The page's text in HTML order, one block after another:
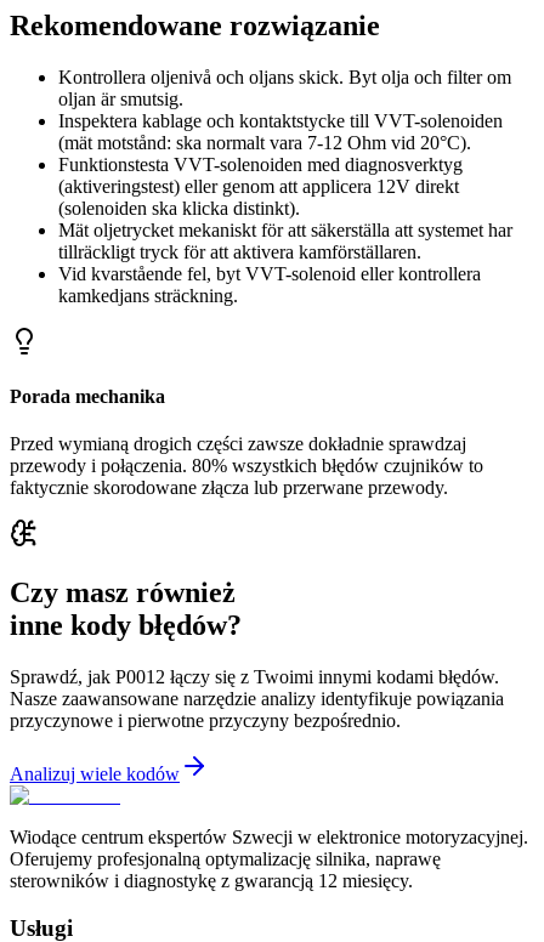
Rekomendowane rozwiązanie
Kontrollera oljenivå och oljans skick. Byt olja och filter om
oljan är smutsig.
Inspektera kablage och kontaktstycke till VVT-solenoiden
(mät motstånd: ska normalt vara 7-12 Ohm vid 20°C).
Funktionstesta VVT-solenoiden med diagnosverktyg
(aktiveringstest) eller genom att applicera 12V direkt
(solenoiden ska klicka distinkt).
Mät oljetrycket mekaniskt för att säkerställa att systemet har
tillräckligt tryck för att aktivera kamförställaren.
Vid kvarstående fel, byt VVT-solenoid eller kontrollera
kamkedjans sträckning.
Porada mechanika
Przed wymianą drogich części zawsze dokładnie sprawdzaj
przewody i połączenia. 80% wszystkich błędów czujników to
faktycznie skorodowane złącza lub przerwane przewody.
Czy masz również
inne kody błędów?
Sprawdź, jak P0012 łączy się z Twoimi innymi kodami błędów.
Nasze zaawansowane narzędzie analizy identyfikuje powiązania
przyczynowe i pierwotne przyczyny bezpośrednio.
Analizuj wiele kodów
Wiodące centrum ekspertów Szwecji w elektronice motoryzacyjnej.
Oferujemy profesjonalną optymalizację silnika, naprawę
sterowników i diagnostykę z gwarancją 12 miesięcy.
Usługi